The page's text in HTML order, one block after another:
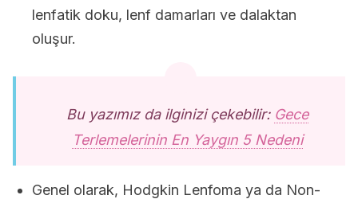
lenfatik doku, lenf damarları ve dalaktan
oluşur.
Bu yazımız da ilginizi çekebilir: Gece
Terlemelerinin En Yaygın 5 Nedeni
Genel olarak, Hodgkin Lenfoma ya da Non-